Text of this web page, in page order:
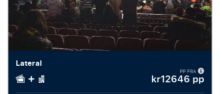
Lateral
PP FRA
kr12646 pp